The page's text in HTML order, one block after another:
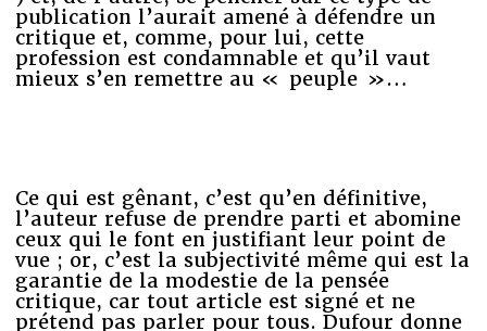
publication l’aurait amené à défendre un
critique et, comme, pour lui, cette
profession est condamnable et qu’il vaut
mieux s’en remettre au « peuple »…
Ce qui est gênant, c’est qu’en définitive,
l’auteur refuse de prendre parti et abomine
ceux qui le font en justifiant leur point de
vue ; or, c’est la subjectivité même qui est la
garantie de la modestie de la pensée
critique, car tout article est signé et ne
prétend pas parler pour tous. Dufour donne